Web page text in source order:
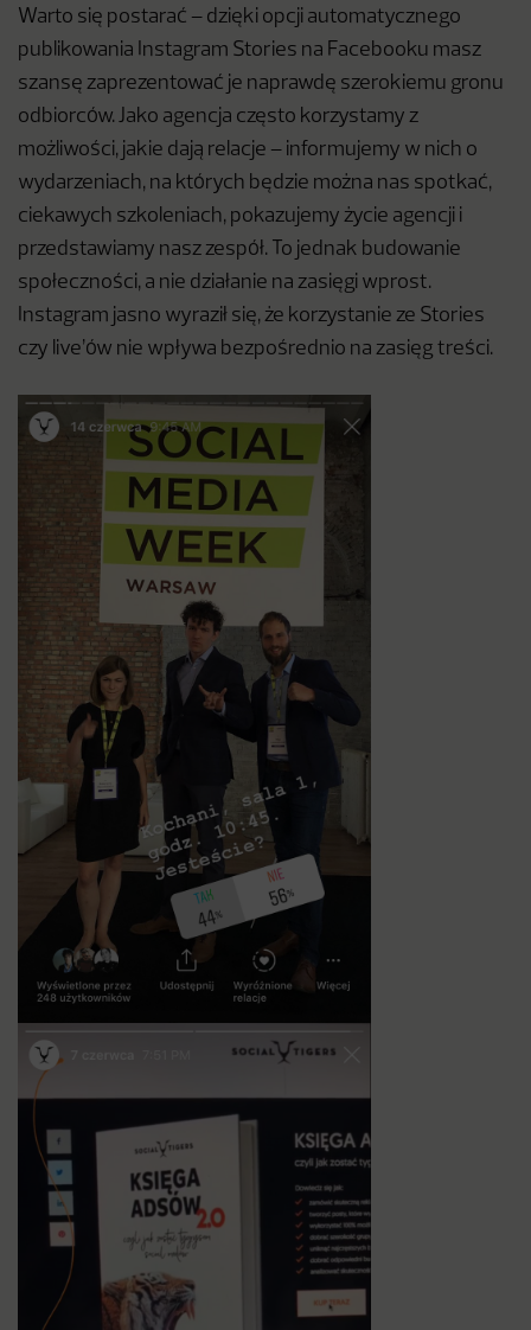
Warto się postarać – dzięki opcji automatycznego
publikowania Instagram Stories na Facebooku masz
szansę zaprezentować je naprawdę szerokiemu gronu
odbiorców. Jako agencja często korzystamy z
możliwości, jakie dają relacje – informujemy w nich o
wydarzeniach, na których będzie można nas spotkać,
ciekawych szkoleniach, pokazujemy życie agencji i
przedstawiamy nasz zespół. To jednak budowanie
społeczności, a nie działanie na zasięgi wprost.
Instagram jasno wyraził się, że korzystanie ze Stories
czy live’ów nie wpływa bezpośrednio na zasięg treści.